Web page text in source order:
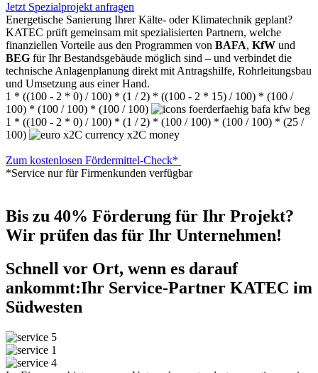
Jetzt Spezialprojekt anfragen
Energetische Sanierung Ihrer Kälte- oder Klimatechnik geplant?
KATEC prüft gemeinsam mit spezialisierten Partnern, welche
finanziellen Vorteile aus den Programmen von BAFA, KfW und
BEG für Ihr Bestandsgebäude möglich sind – und verbindet die
technische Anlagenplanung direkt mit Antragshilfe, Rohrleitungsbau
und Umsetzung aus einer Hand.
1 * ((100 - 2 * 0) / 100) * (1 / 2) * ((100 - 2 * 15) / 100) * (100 /
100) * (100 / 100) * (100 / 100)
1 * ((100 - 2 * 0) / 100) * (1 / 2) * (100 / 100) * (100 / 100) * (25 /
100)
Zum kostenlosen Fördermittel-Check*
*Service nur für Firmenkunden verfügbar
Bis zu 40% Förderung für Ihr Projekt?
Wir prüfen das für Ihr Unternehmen!
Schnell vor Ort, wenn es darauf
ankommt:Ihr Service-Partner KATEC im
Südwesten